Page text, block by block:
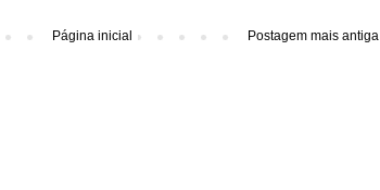
Postagem mais antiga
Página inicial